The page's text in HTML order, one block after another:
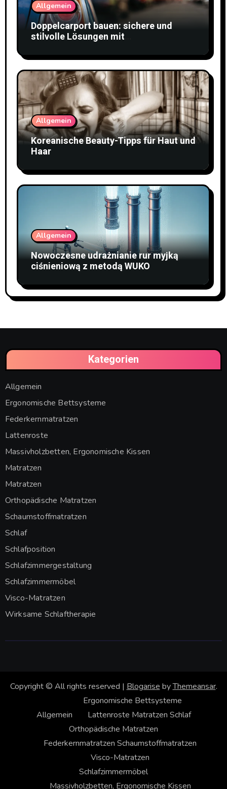
Allgemein
Doppelcarport bauen: sichere und
stilvolle Lösungen mit
Allgemein
Koreanische Beauty-Tipps für Haut und
Haar
Allgemein
Nowoczesne udrażnianie rur myjką
ciśnieniową z metodą WUKO
Kategorien
Allgemein
Ergonomische Bettsysteme
Federkernmatratzen
Lattenroste
Massivholzbetten, Ergonomische Kissen
Matratzen
Matratzen
Orthopädische Matratzen
Schaumstoffmatratzen
Schlaf
Schlafposition
Schlafzimmergestaltung
Schlafzimmermöbel
Visco-Matratzen
Wirksame Schlaftherapie
Copyright © All rights reserved | Blogarise byThemeansar.
Allgemein
Ergonomische Bettsysteme
Lattenroste Matratzen Schlaf
Orthopädische Matratzen
Federkernmatratzen Schaumstoffmatratzen
Visco-Matratzen
Schlafzimmermöbel
Massivholzbetten, Ergonomische Kissen